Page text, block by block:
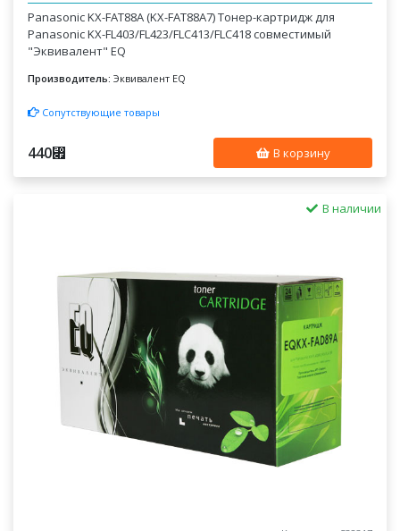
Panasonic KX-FAT88A (KX-FAT88A7) Тонер-картридж для
Panasonic KX-FL403/FL423/FLC413/FLC418 совместимый
"Эквивалент" EQ
Производитель: Эквивалент EQ
Сопутствующие товары
440⃏ В корзину
В наличии